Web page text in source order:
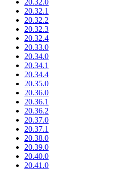
20.32.1
20.32.2
20.32.3
20.32.4
20.33.0
20.34.0
20.34.1
20.34.4
20.35.0
20.36.0
20.36.1
20.36.2
20.37.0
20.37.1
20.38.0
20.39.0
20.40.0
20.41.0